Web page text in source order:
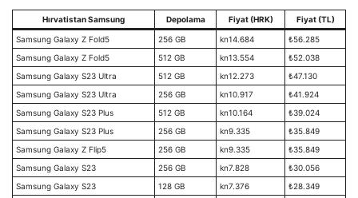
Hırvatistan Samsung Depolama Fiyat (HRK) Fiyat (TL)
Samsung Galaxy Z Fold5 256 GB kn14.684
₺56.285
Samsung Galaxy Z Fold5
512 GB kn13.554
₺52.038
Samsung Galaxy S23 Ultra
512 GB kn12.273
₺47.130
Samsung Galaxy S23 Ultra
256 GB kn10.917
₺41.924
Samsung Galaxy S23 Plus
512 GB kn10.164
₺39.024
Samsung Galaxy S23 Plus
256 GB kn9.335
₺35.849
Samsung Galaxy Z Flip5
256 GB kn9.335
₺35.849
Samsung Galaxy S23
256 GB kn7.828
₺30.056
Samsung Galaxy S23
128 GB kn7.376
₺28.349